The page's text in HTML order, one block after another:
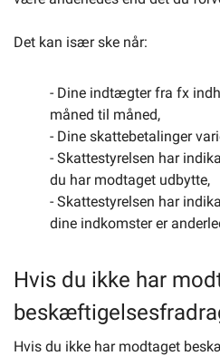
Det kan især ske når:
- Dine indtægter fra fx
måned til måned,
- Dine skattebetalinger
- Skattestyrelsen har
du har modtaget udbytte,
- Skattestyrelsen har
dine indkomster er
Hvis du ikke har
Hvis du ikke har modtaget